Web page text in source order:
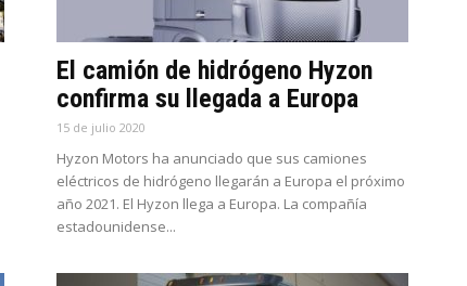
El camión de hidrógeno Hyzon
confirma su llegada a Europa
15 de julio 2020
Hyzon Motors ha anunciado que sus camiones
eléctricos de hidrógeno llegarán a Europa el próximo
año 2021. El Hyzon llega a Europa. La compañía
estadounidense...